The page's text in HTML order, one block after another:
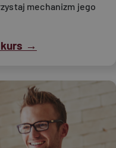
mechanizm jego
kurs →